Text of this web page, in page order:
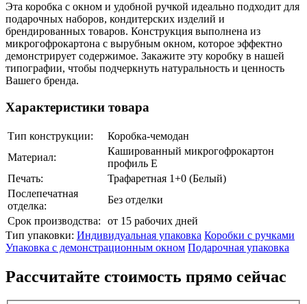
Эта коробка с окном и удобной ручкой идеально подходит для
подарочных наборов, кондитерских изделий и
брендированных товаров. Конструкция выполнена из
микрогофрокартона с вырубным окном, которое эффектно
демонстрирует содержимое. Закажите эту коробку в нашей
типографии, чтобы подчеркнуть натуральность и ценность
Вашего бренда.
Характеристики товара
Тип конструкции:
Коробка-чемодан
Материал:
Кашированный микрогофрокартон
профиль Е
Печать:
Трафаретная 1+0 (Белый)
Послепечатная
отделка:
Без отделки
Срок производства:
от 15 рабочих дней
Тип упаковки: Индивидуальная упаковка Коробки с ручками
Упаковка с демонстрационным окном Подарочная упаковка
Раcсчитайте стоимость прямо сейчас